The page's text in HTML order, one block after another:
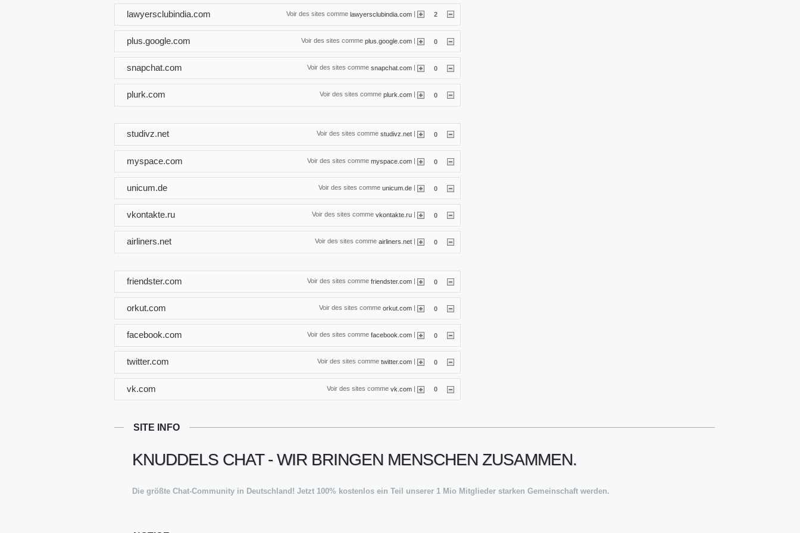
Voir des sites comme lawyersclubindia.com | 2
lawyersclubindia.com
Voir des sites comme plus.google.com | 0
plus.google.com
Voir des sites comme snapchat.com | 0
snapchat.com
Voir des sites comme plurk.com 0
plurk.com
Voir des sites comme studivz.net 0
studivz.net
Voir des sites comme myspace.com | 0
myspace.com
Voir des sites comme unicum.de | 0
unicum.de
Voir des sites comme vkontakte.ru | 0
vkontakte.ru
Voir des sites comme airliners.net 0
airliners.net
Voir des sites comme friendster.com | 0
friendster.com
Voir des sites comme orkut.com | 0
orkut.com
Voir des sites comme facebook.com | 0
facebook.com
Voir des sites comme twitter.com 0
twitter.com
Voir des sites comme vk.com | 0
vk.com
SITE INFO
KNUDDELS CHAT - WIR BRINGEN MENSCHEN ZUSAMMEN.
Die größte Chat-Community in Deutschland! Jetzt 100% kostenlos ein Teil unserer 1 Mio Mitglieder starken Gemeinschaft werden.